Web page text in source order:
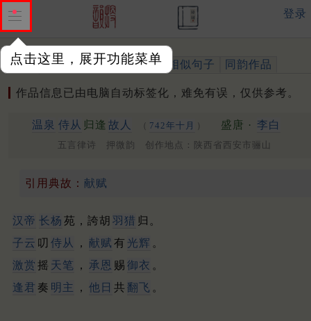
点击这里，展开功能菜单
登录
作品 标注四声 出处、引用 相似句子 同韵作品
作品信息已由电脑自动标签化，难免有误，仅供参考。
温泉 侍从 归逢 故人 （ 742年十月 ） 盛唐 · 李白
五言律诗 押微韵 创作地点：陕西省西安市骊山
引用典故： 献赋
汉帝 长杨 苑，誇胡 羽猎 归。
子云 叨 侍从 ， 献赋 有 光辉 。
激赏 摇 天笔 ， 承恩 赐 御衣 。
逢君 奏 明主 ， 他日 共 翻飞 。